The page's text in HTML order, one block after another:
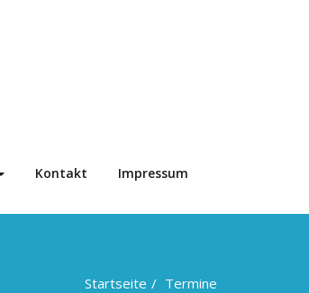
Kontakt Impressum
Startseite Termine